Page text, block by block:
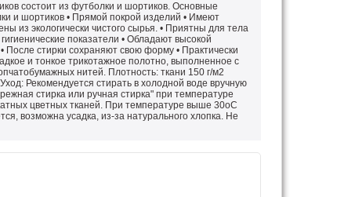
состоит из футболки и шортиков. Основные
и шортиков • Прямой покрой изделий • Имеют
из экологически чистого сырья. • Приятны для тела
показатели • Обладают высокой
После стирки сохраняют свою форму • Практически
и тонкое трикотажное полотно, выполненное с
нитей. Плотность: ткани 150 г/м2
Рекомендуется стирать в холодной воде вручную
стирка или ручная стирка" при температуре
цветных тканей. При температуре выше 30оС
возможна усадка, из-за натурального хлопка. Не